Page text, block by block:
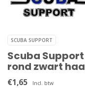
SCUBA SUPPORT
Scuba
rond zwart
€1,65 Incl. btw